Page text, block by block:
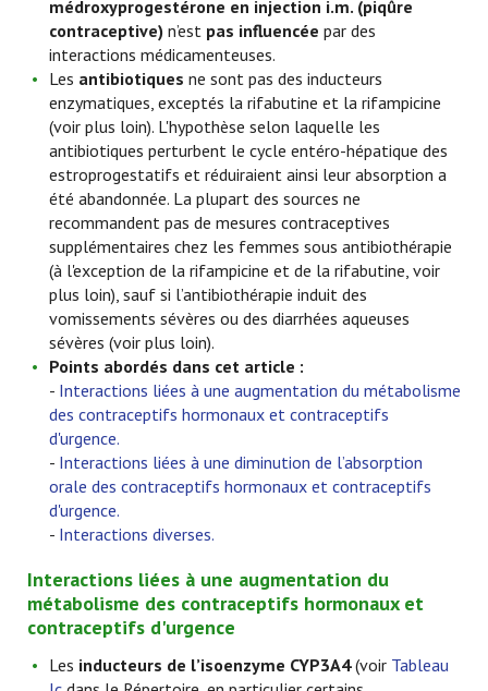
médroxyprogestérone en injection i.m. (piqûre
contraceptive) n’est pas influencée par des
interactions médicamenteuses.
Les antibiotiques ne sont pas des inducteurs
enzymatiques, exceptés la rifabutine et la rifampicine
(voir plus loin). L'hypothèse selon laquelle les
antibiotiques perturbent le cycle entéro-hépatique des
estroprogestatifs et réduiraient ainsi leur absorption a
été abandonnée. La plupart des sources ne
recommandent pas de mesures contraceptives
supplémentaires chez les femmes sous antibiothérapie
(à l'exception de la rifampicine et de la rifabutine, voir
plus loin), sauf si l’antibiothérapie induit des
vomissements sévères ou des diarrhées aqueuses
sévères (voir plus loin).
Points abordés dans cet article :
- Interactions liées à une augmentation du métabolisme
des contraceptifs hormonaux et contraceptifs
d'urgence.
- Interactions liées à une diminution de l’absorption
orale des contraceptifs hormonaux et contraceptifs
d'urgence.
- Interactions diverses.
Interactions liées à une augmentation du
métabolisme des contraceptifs hormonaux et
contraceptifs d'urgence
Les inducteurs de l’isoenzyme CYP3A4(voir Tableau